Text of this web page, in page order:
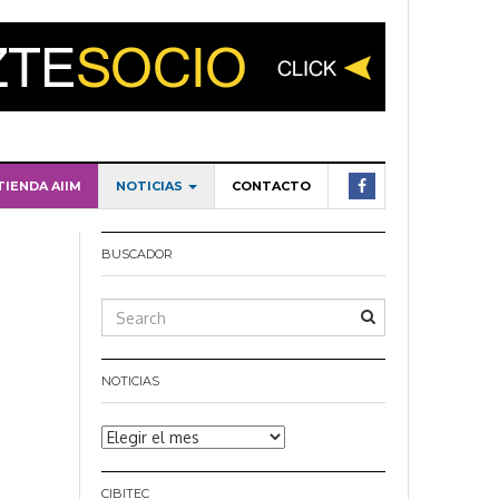
AIIM NOTICIAS CONTACTO
BUSCADOR
NOTICIAS
Noticias
CIBITEC